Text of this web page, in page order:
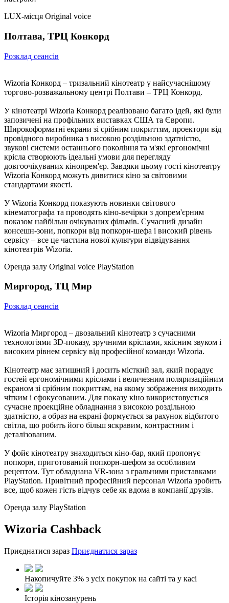
LUX-місця Original voice
Полтава, ТРЦ Конкорд
Розклад сеансів
Wizoria Конкорд – тризальний кінотеатр у найсучаснішому
торгово-розважальному центрі Полтави – ТРЦ Конкорд.
У кінотеатрі Wizoria Конкорд реалізовано багато ідей, які були
запозичені на профільних виставках США та Європи.
Широкоформатні екрани зі срібним покриттям, проектори від
провідного виробника з високою роздільною здатністю,
звукові системи останнього покоління та м'які ергономічні
крісла створюють ідеальні умови для перегляду
довгоочікуваних кінопрем'єр. Завдяки цьому гості кінотеатру
Wizoria Конкорд можуть дивитися кіно за світовими
стандартами якості.
У Wizoria Конкорд показують новинки світового
кінематографа та проводять кіно-вечірки з допрем'єрним
показом найбільш очікуваних фільмів. Сучасний дизайн
консешн-зони, попкорн від попкорн-шефа і високий рівень
сервісу – все це частина нової культури відвідування
кінотеатрів Wizoria.
Оренда залу Original voice PlayStation
Миргород, ТЦ Мир
Розклад сеансів
Wizoria Миргород – двозальний кінотеатр з сучасними
технологіями 3D-показу, зручними кріслами, якісним звуком і
високим рівнем сервісу від професійної команди Wizoria.
Кінотеатр має затишний і досить місткий зал, який порадує
гостей ергономічними кріслами і величезним поляризаційним
екраном зі срібним покриттям, на якому зображення виходить
чітким і сфокусованим. Для показу кіно використовується
сучасне проекційне обладнання з високою роздільною
здатністю, а образ на екрані формується за рахунок відбитого
світла, що робить його більш яскравим, контрастним і
деталізованим.
У фойє кінотеатру знаходиться кіно-бар, який пропонує
попкорн, приготований попкорн-шефом за особливим
рецептом. Тут обладнана VR-зона з гральними приставками
PlayStation. Привітний професійний персонал Wizoria зробить
все, щоб кожен гість відчув себе як вдома в компанії друзів.
Оренда залу PlayStation
Wizoria Cashback
Приєднатися зараз Приєднатися зараз
Накопичуйте 3% з усіх покупок на сайті та у касі
Історія кінозанурень